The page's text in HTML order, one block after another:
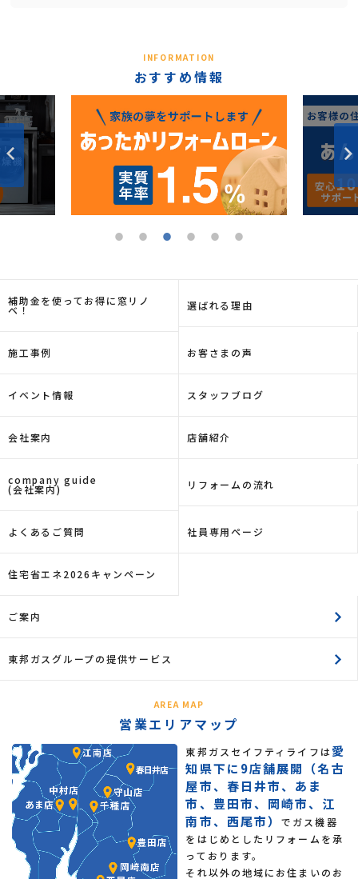
INFORMATION
おすすめ情報
補助金を使ってお得に窓リノ
ベ！ 選ばれる理由
施工事例 お客さまの声
イベント情報 スタッフブログ
会社案内 店舗紹介
company guide
(会社案内) リフォームの流れ
よくあるご質問 社員専用ページ
住宅省エネ2026キャンペーン
ご案内
東邦ガスグループの提供サービス
AREA MAP
営業エリアマップ
東邦ガスセイフティライフは愛
知県下に9店舗展開（名古
屋市、春日井市、あま
市、豊田市、岡崎市、江
南市、西尾市）でガス機器
をはじめとしたリフォームを承
っております。
それ以外の地域にお住まいのお